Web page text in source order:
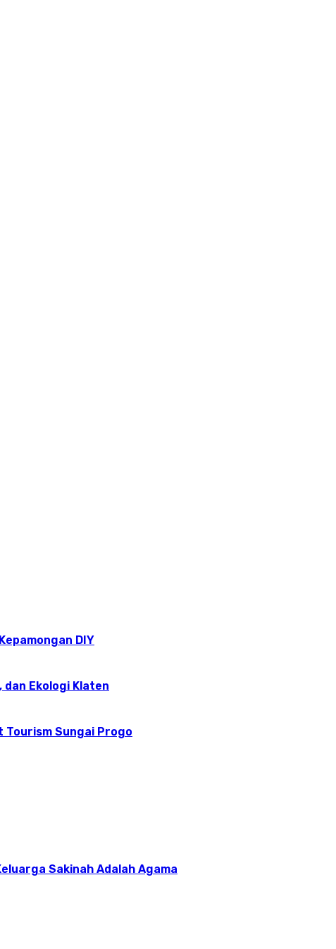
DIY
Ekologi Klaten
Tourism Sungai Progo
Sakinah Adalah Agama